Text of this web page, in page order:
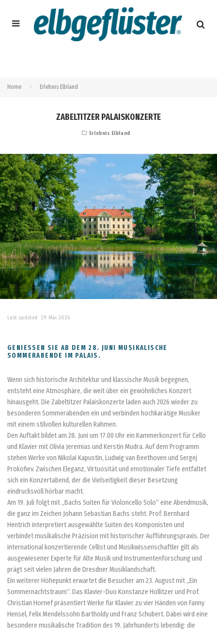
Home Erlebnis Elbland
ZABELTITZER PALAISKONZERTE
Erlebnis Elbland
Last updated: 29. Mai 2026
GENIESSEN SIE AB DEM 28. JUNI MUSIKALISCHE S
OMMERABENDE IM PALAIS.
Wenn sich historische Architektur und klassische Musik begegnen,
entsteht eine Atmosphäre, die weit über ein gewöhnliches Konzert
hinausgeht. Die Zabeltitzer Palaiskonzerte laden auch 2026 wieder zu
besonderen Sommerabenden ein und verbinden hochkarätige Musiker
mit einem stilvollen kulturellen Rahmen.
Den Auftakt bildet am 28. Juni um 17.00 Uhr ein Kammerkonzert für Cello
und Klavier mit Olivia Jeremias und Kerstin Mudra. Auf dem Programm
stehen Werke von Nikolai Kapustin, Ludwig van Beethoven und Sergej
Prokofiev. Zwischen Eleganz, Virtuosität und emotionaler Tiefe entfaltet
sich ein Konzertabend, der die Vielseitigkeit dieser Besetzung
eindrucksvoll hörbar macht.
Am 19. Juli folgt mit „Bachs Suiten für Violoncello Solo“ eine Abendmusik,
die ganz im Zeichen Johann Sebastian Bachs steht. Prof. Bernhard
Hentrich interpretiert ausgewählte Suiten des Komponisten und
verbindet musikalische Präzision mit historischer Aufführungspraxis. Der
international konzertierende Cellist und Musikwissenschaftler gilt als
ausgewiesener Experte für Alte Musik und Instrumentenforschung und
prägt seit vielen Jahren die Dresdner Musiklandschaft.
Ein weiterer Höhepunkt erwartet die Besucher am 23. August mit „Ein
Sommernachtstraum“. Das Klavier-Duo Konstanze Hollitzer und Prof.
Christian Hornef präsentiert Werke für Klavier zu vier Händen von Fanny
Hensel, Felix Mendelssohn Bartholdy und Franz Schubert. Dabei wird eine
besondere musikalische Tradition des 19. Jahrhunderts lebendig: die